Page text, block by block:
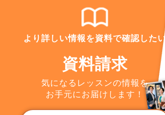
より詳しい情報を資料で確認したい
資料請求
気になるレッスンの情報を
お手元にお届けします！